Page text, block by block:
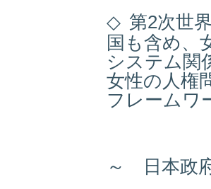
◇ 第2次世
国も含め、
システム関
女性の人権
フレームワ
～ 日本政